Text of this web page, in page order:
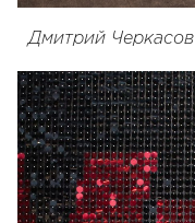
Дмитрий Черкасов